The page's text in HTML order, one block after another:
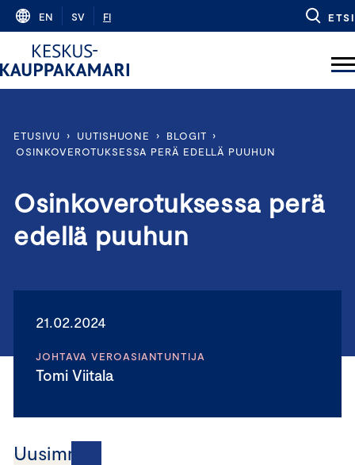
Skip
content
EN SV FI ETSI
ETUSIVU › UUTISHUONE › BLOGIT ›
OSINKOVEROTUKSESSA PERÄ EDELLÄ PUUHUN
Osinkoverotuksessa perä
edellä puuhun
21.02.2024
JOHTAVA VEROASIANTUNTIJA
Tomi Viitala
Uusimmat